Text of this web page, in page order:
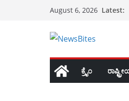
August 6, 2026 Latest:
ಕ್ರೈಂ